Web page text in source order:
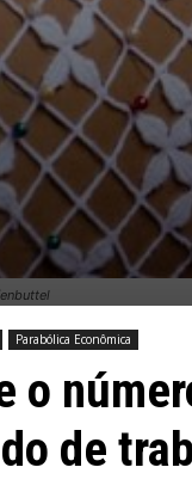
Parabólica Econômica
o
de